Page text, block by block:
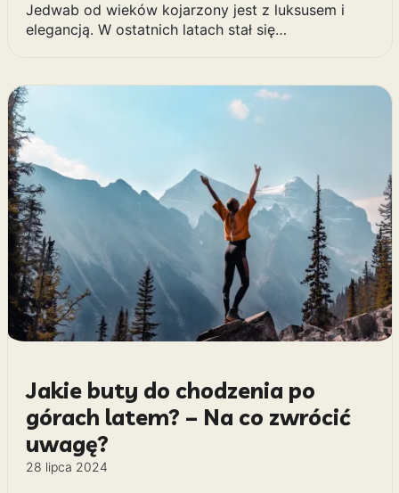
Jedwab od wieków kojarzony jest z luksusem i
elegancją. W ostatnich latach stał się…
Jakie buty do chodzenia po
górach latem? – Na co zwrócić
uwagę?
28 lipca 2024